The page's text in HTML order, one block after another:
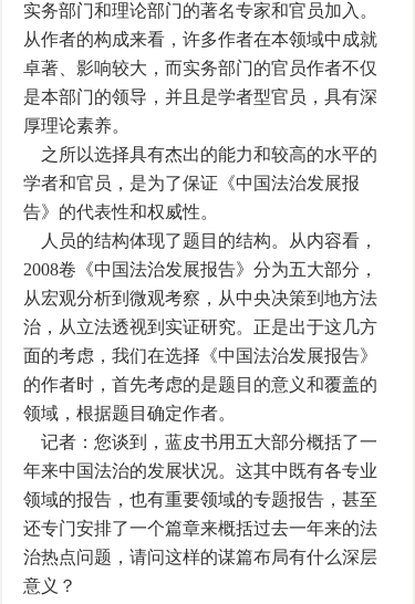
实务部门和理论部门的著名专家和官员加入。
从作者的构成来看，许多作者在本领域中成就
卓著、影响较大，而实务部门的官员作者不仅
是本部门的领导，并且是学者型官员，具有深
厚理论素养。
之所以选择具有杰出的能力和较高的水平的
学者和官员，是为了保证《中国法治发展报
告》的代表性和权威性。
人员的结构体现了题目的结构。从内容看，
2008卷《中国法治发展报告》分为五大部分，
从宏观分析到微观考察，从中央决策到地方法
治，从立法透视到实证研究。正是出于这几方
面的考虑，我们在选择《中国法治发展报告》
的作者时，首先考虑的是题目的意义和覆盖的
领域，根据题目确定作者。
记者：您谈到，蓝皮书用五大部分概括了一
年来中国法治的发展状况。这其中既有各专业
领域的报告，也有重要领域的专题报告，甚至
还专门安排了一个篇章来概括过去一年来的法
治热点问题，请问这样的谋篇布局有什么深层
意义？